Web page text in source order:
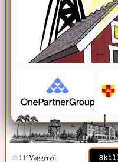
11°Vaggeryd